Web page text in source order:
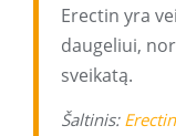
Erectin yra
daugeliui,
sveikatą.
Šaltinis: